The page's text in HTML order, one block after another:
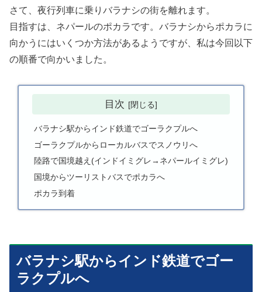
さて、夜行列車に乗りバラナシの街を離れます。
目指すは、ネパールのポカラです。バラナシからポカラに
向かうにはいくつか方法があるようですが、私は今回以下
の順番で向かいました。
目次
バラナシ駅からインド鉄道でゴーラクプルへ
ゴーラクプルからローカルバスでスノウリへ
陸路で国境越え(インドイミグレ→ネパールイミグレ)
国境からツーリストバスでポカラへ
ポカラ到着
バラナシ駅からインド鉄道でゴー
ラクプルへ